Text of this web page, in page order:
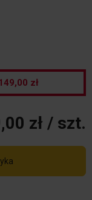
zł
zł / szt.